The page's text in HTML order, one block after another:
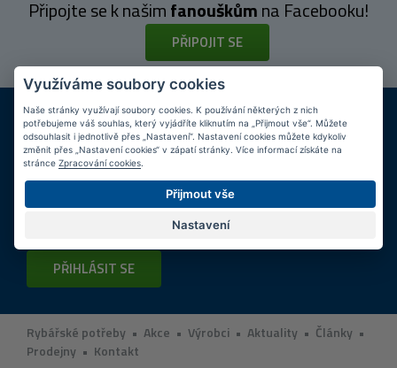
Připojte se k našimfanouškůmna Facebooku!
PŘIPOJIT SE
DOPRAVA ZDARMA
Při nákupu nad 2 000 Kč
KAMENNÉ PRODEJNY
Jsme na trhu více než 10 let
Tipyk nákupu
Napište nám svůj e-mail a my vás budeme informovatmax.
o zajímavých nabídkách!
PŘIHLÁSIT SE
Rybářské potřeby • Akce • Výrobci • Aktuality • Články •
Prodejny • Kontakt
Využíváme soubory cookies
Naše stránky využívají soubory cookies. K používání některých z nich
potřebujeme váš souhlas, který vyjádříte kliknutím na „Přijmout vše“. Můžete
odsouhlasit i jednotlivě přes „Nastavení“. Nastavení cookies můžete kdykoliv
změnit přes „Nastavení cookies“ v zápatí stránky. Více informací získáte na
stránce Zpracování cookies
Přijmout vše
Nastavení